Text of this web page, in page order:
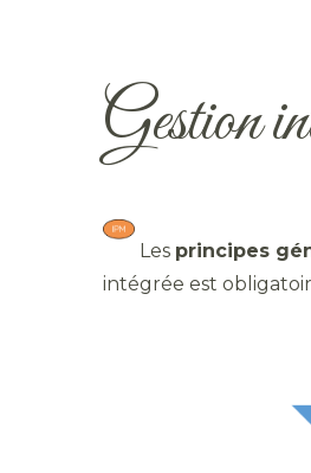
Gestion
​ Les principes
intégrée est